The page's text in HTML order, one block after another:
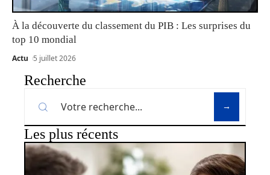
À la découverte du classement du PIB : Les surprises du
top 10 mondial
Actu 5 juillet 2026
Recherche
Les plus récents